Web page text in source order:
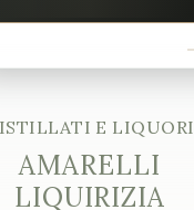
E LIQUORI
AMARELLI
LIQUIRIZIA